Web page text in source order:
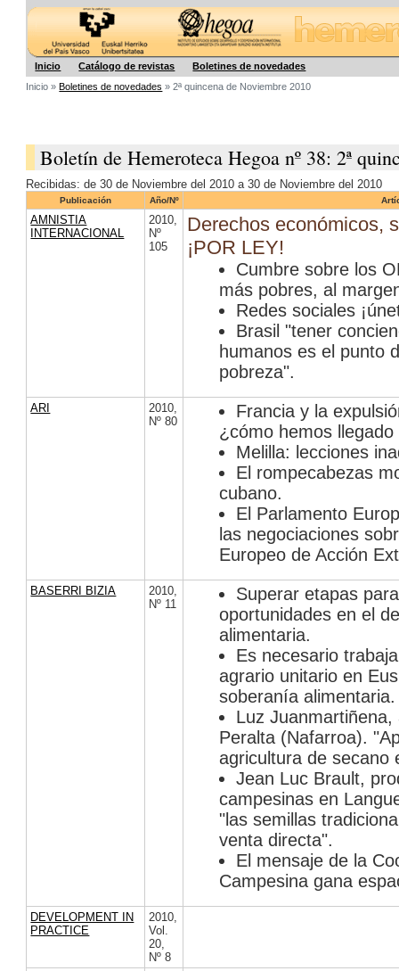
Inicio Catálogo de revistas
Boletines de novedades
Inicio »Boletines de novedades » 2ª quincena de Noviembre 2010
Boletín de Hemeroteca Hegoa nº 38: 2ª
Recibidas: de 30 de Noviembre del 2010 a 30 de Noviembre del 2010
Publicación Año/Nº
AMNISTIA
INTERNACIONAL
2010,
Nº
105
Derechos económicos,
¡POR LEY!
Cumbre sobre los
más pobres, al
Redes sociales
Brasil "tener
humanos es el punto
pobreza".
ARI 2010,
Nº 80
Francia y la
¿cómo hemos
Melilla: lecciones
El rompecabezas
cubano.
El Parlamento
las negociaciones
Europeo de Acción
BASERRI BIZIA 2010,
Nº 11
Superar etapas
oportunidades en el
alimentaria.
Es necesario
agrario unitario en
soberanía alimentaria.
Luz
Peralta (Nafarroa).
agricultura de secano
Jean Luc Brault,
campesinas en
"las semillas
venta directa".
El mensaje de la
Campesina gana
DEVELOPMENT IN
PRACTICE
2010,
Vol.
20,
Nº 8